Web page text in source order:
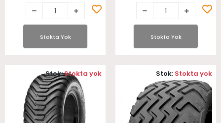
Stokta Yok Stokta Yok
Stok:Stokta yok Stok: Stokta yok